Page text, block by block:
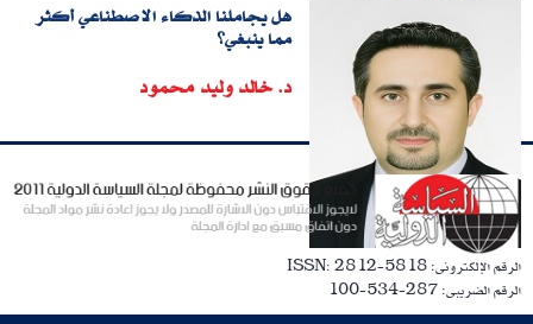
هل يجاملنا الذكاء الاصطناعي أكثر
مما ينبغي؟
د. خالد وليد محمود
الرقم الإلكترونى: ISSN: 2812-5818
الرقم الضريبى: 287-534-100